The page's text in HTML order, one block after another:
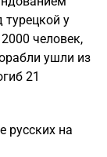
у
человек,
ушли из
21
русских на